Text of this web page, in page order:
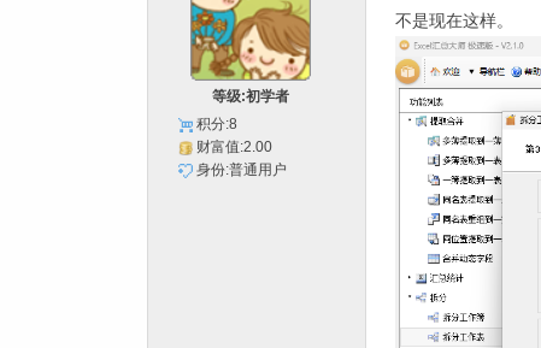
等级:初学者
积分:8
财富值:2.00
身份:普通用户
不是现在这样。